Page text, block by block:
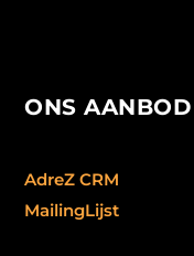
ONS AANBOD
AdreZ CRM
MailingLijst